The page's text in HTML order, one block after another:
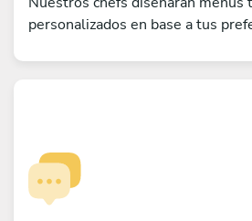
personalizados en base a tus